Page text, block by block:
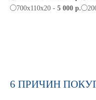
700х110х20 - 5 000 р.
6 ПРИЧИН